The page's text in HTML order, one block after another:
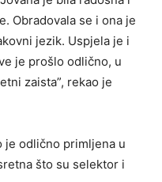
Obradovala se i ona je
jezik. Uspjela je i
je prošlo odlično, u
zaista”, rekao je
je odlično primljena u
što su selektor i